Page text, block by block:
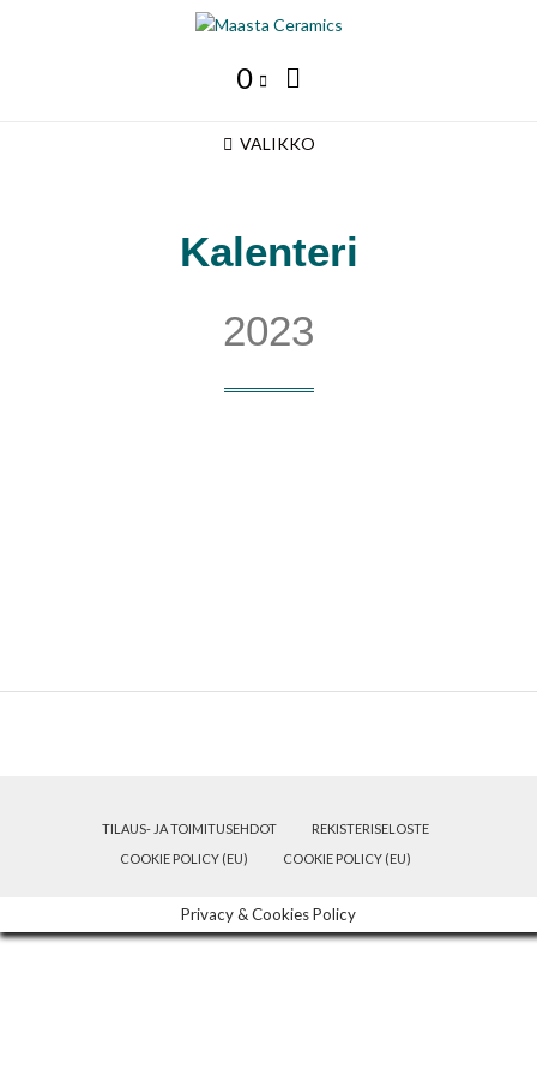
0
VALIKKO
Kalenteri
2023
TILAUS- JA TOIMITUSEHDOT
REKISTERISELOSTE
COOKIE POLICY (EU)
COOKIE POLICY (EU)
Privacy & Cookies Policy